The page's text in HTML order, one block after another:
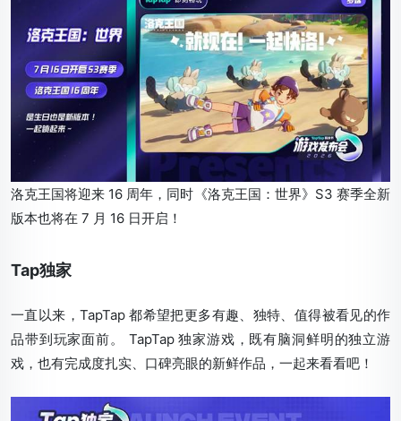
洛克王国将迎来 16 周年，同时《洛克王国：世界》S3 赛季全新
版本也将在 7 月 16 日开启！
Tap独家
一直以来，TapTap 都希望把更多有趣、独特、值得被看见的作
品带到玩家面前。 TapTap 独家游戏，既有脑洞鲜明的独立游
戏，也有完成度扎实、口碑亮眼的新鲜作品，一起来看看吧！